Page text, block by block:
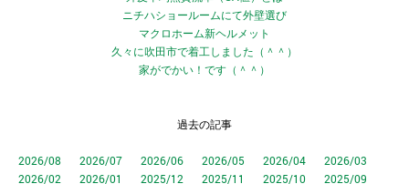
ニチハショールームにて外壁選び
マクロホーム新ヘルメット
久々に吹田市で着工しました（＾＾）
家がでかい！です（＾＾）
過去の記事
2026/08 2026/07 2026/06 2026/05 2026/04
2026/03
2026/02
2026/01 2025/12 2025/11 2025/10
2025/09